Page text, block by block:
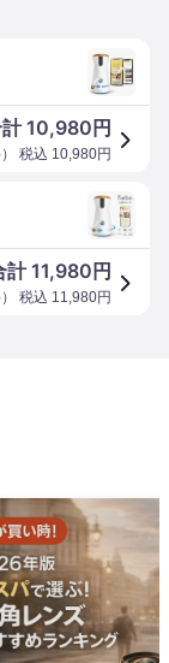
10,980 円
） 税込 10,980円
計11,980 円
） 税込 11,980円